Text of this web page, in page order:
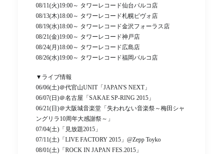
08/11(火)19:00～ タワーレコード仙台パルコ店
08/13(木)18:00～ タワーレコード札幌ピヴォ店
08/19(水)18:00～ タワーレコード金沢フォーラス店
08/21(金)19:00～ タワーレコード神戸店
08/24(月)18:00～ タワーレコード広島店
08/26(水)19:00～ タワーレコード福岡パルコ店
▼ライブ情報
06/06(土)＠代官山UNIT「JAPAN'S NEXT」
06/07(日)＠名古屋「SAKAE SP-RING 2015」
06/21(日)＠大阪城音楽堂「失われない音楽祭～梅田シャ
ングリラ10周年大感謝祭～」
07/04(土)「見放題2015」
07/11(土)「LIVE FACTORY 2015」@Zepp Toyko
08/01(土)「ROCK IN JAPAN FES.2015」